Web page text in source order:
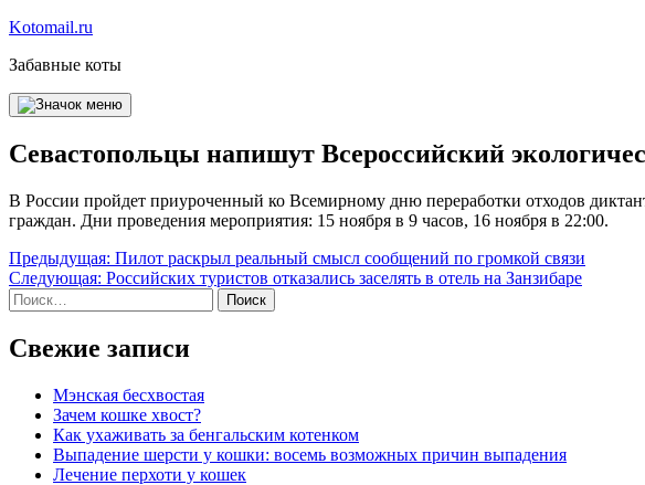
Перейти
содержимому
Kotomail.ru
Забавные коты
Севастопольцы напишут Всероссийский
В России пройдет приуроченный ко Всемирному дню переработки отходов
граждан. Дни проведения мероприятия: 15 ноября в 9 часов, 16 ноября в 22:00.
Навигация
по
записям
Предыдущая: Пилот раскрыл реальный смысл сообщений по громкой связи
Следующая: Российских туристов отказались заселять в отель на Занзибаре
Найти:
Свежие записи
Мэнская бесхвостая
Зачем кошке хвост?
Как ухаживать за бенгальским котенком
Выпадение шерсти у кошки: восемь возможных причин выпадения
Лечение перхоти у кошек